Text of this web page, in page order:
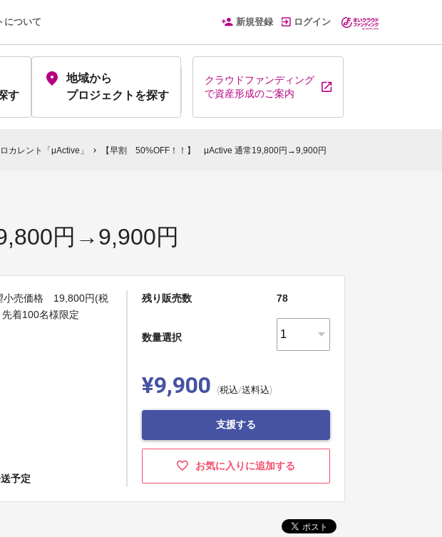
について 新規登録 ログイン
す
地域から
プロジェクトを探す
クラウドファンディング
で資産形成のご案内
カレント「μActive」 chevron_right 【早割 50%OFF！！】 μActive 通常19,800円→9,900円
円→9,900円
売価格 19,800円(税
着100名様限定
予定
残り販売数 78
数量選択
¥9,900 (税込/送料込)
支援する
お気に入りに追加する